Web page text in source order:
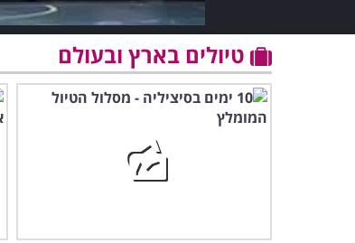
טיולים בארץ ובעולם